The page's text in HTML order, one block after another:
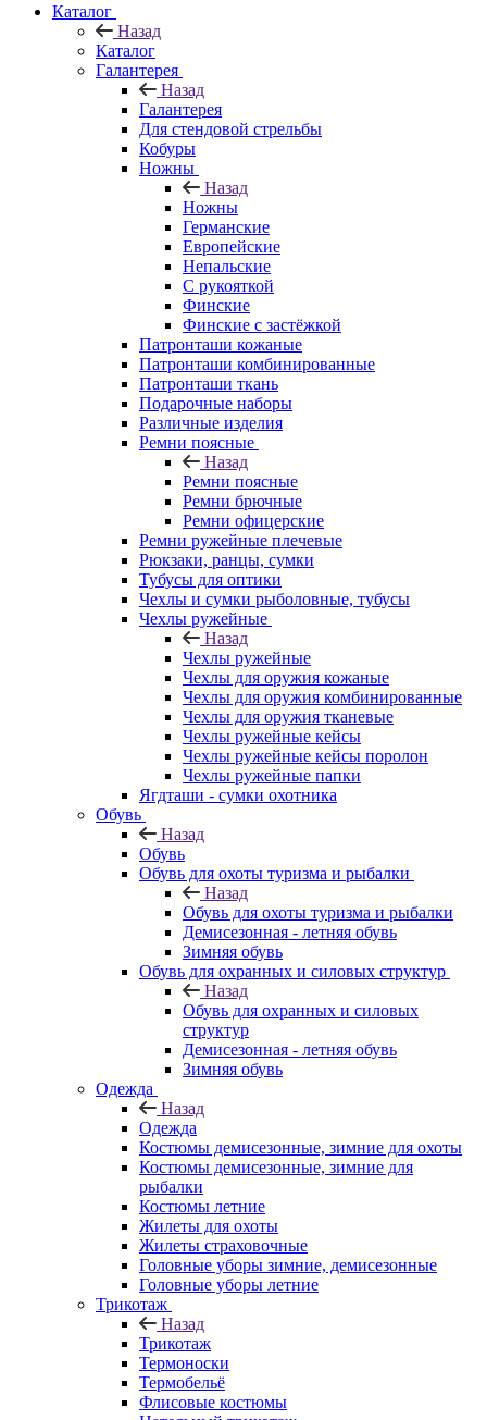
Каталог
Назад
Каталог
Галантерея
Назад
Галантерея
Для стендовой стрельбы
Кобуры
Ножны
Назад
Ножны
Германские
Европейские
Непальские
С рукояткой
Финские
Финские с застёжкой
Патронташи кожаные
Патронташи комбинированные
Патронташи ткань
Подарочные наборы
Различные изделия
Ремни поясные
Назад
Ремни поясные
Ремни брючные
Ремни офицерские
Ремни ружейные плечевые
Рюкзаки, ранцы, сумки
Тубусы для оптики
Чехлы и сумки рыболовные, тубусы
Чехлы ружейные
Назад
Чехлы ружейные
Чехлы для оружия кожаные
Чехлы для оружия комбинированные
Чехлы для оружия тканевые
Чехлы ружейные кейсы
Чехлы ружейные кейсы поролон
Чехлы ружейные папки
Ягдташи - сумки охотника
Обувь
Назад
Обувь
Обувь для охоты туризма и рыбалки
Назад
Обувь для охоты туризма и рыбалки
Демисезонная - летняя обувь
Зимняя обувь
Обувь для охранных и силовых структур
Назад
Обувь для охранных и силовых
структур
Демисезонная - летняя обувь
Зимняя обувь
Одежда
Назад
Одежда
Костюмы демисезонные, зимние для охоты
Костюмы демисезонные, зимние для
рыбалки
Костюмы летние
Жилеты для охоты
Жилеты страховочные
Головные уборы зимние, демисезонные
Головные уборы летние
Трикотаж
Назад
Трикотаж
Термоноски
Термобельё
Флисовые костюмы